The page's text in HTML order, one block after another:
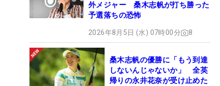
外メジャー 桑木志帆が打ち勝った
予選落ちの恐怖
2026年8月5日 (水) 07時00分 8
桑木志帆の優勝に「もう到達
しないんじゃないか」 全英
帰りの永井花奈が受け止めた